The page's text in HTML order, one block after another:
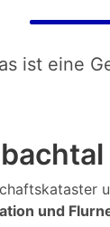
ist eine
und